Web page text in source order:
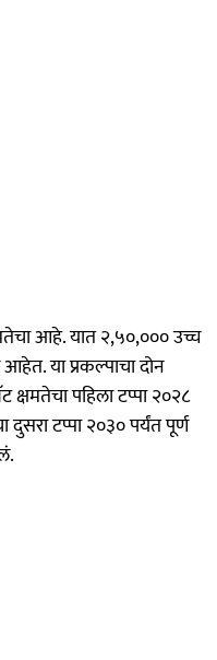
आहे. यात २,५०,००० उच्च
या प्रकल्पाचा दोन
पहिला टप्पा २०२८
टप्पा २०३० पर्यंत पूर्ण